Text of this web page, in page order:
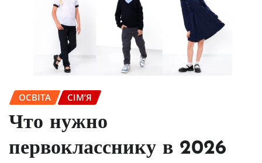
ОСВІТА СІМ’Я
Что нужно
первокласснику в 2026